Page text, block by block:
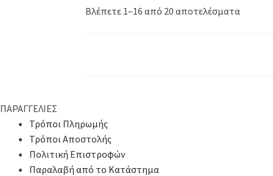
Βλέπετε 1–16 από 20 αποτελέσματα
ΠΑΡΑΓΓΕΛΙΕΣ
Τρόποι Πληρωμής
Τρόποι Αποστολής
Πολιτική Επιστροφών
Παραλαβή από το Κατάστημα